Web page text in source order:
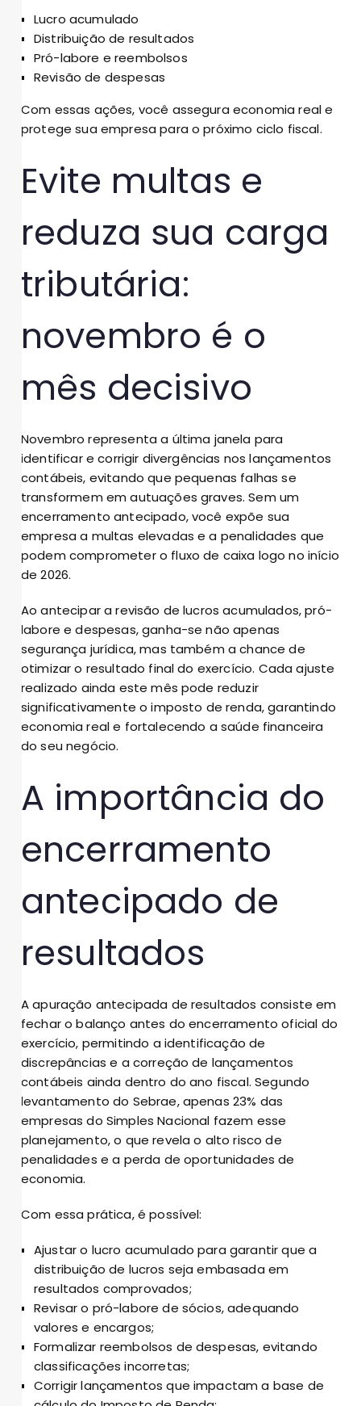
Lucro acumulado
Distribuição de resultados
Pró-labore e reembolsos
Revisão de despesas
Com essas ações, você assegura economia real e
protege sua empresa para o próximo ciclo fiscal.
Evite multas e
reduza sua carga
tributária:
novembro é o
mês decisivo
Novembro representa a última janela para
identificar e corrigir divergências nos lançamentos
contábeis, evitando que pequenas falhas se
transformem em autuações graves. Sem um
encerramento antecipado, você expõe sua
empresa a multas elevadas e a penalidades que
podem comprometer o fluxo de caixa logo no início
de 2026.
Ao antecipar a revisão de lucros acumulados, pró-
labore e despesas, ganha-se não apenas
segurança jurídica, mas também a chance de
otimizar o resultado final do exercício. Cada ajuste
realizado ainda este mês pode reduzir
significativamente o imposto de renda, garantindo
economia real e fortalecendo a saúde financeira
do seu negócio.
A importância do
encerramento
antecipado de
resultados
A apuração antecipada de resultados consiste em
fechar o balanço antes do encerramento oficial do
exercício, permitindo a identificação de
discrepâncias e a correção de lançamentos
contábeis ainda dentro do ano fiscal. Segundo
levantamento do Sebrae, apenas 23% das
empresas do Simples Nacional fazem esse
planejamento, o que revela o alto risco de
penalidades e a perda de oportunidades de
economia.
Com essa prática, é possível:
Ajustar o lucro acumulado para garantir que a
distribuição de lucros seja embasada em
resultados comprovados;
Revisar o pró-labore de sócios, adequando
valores e encargos;
Formalizar reembolsos de despesas, evitando
classificações incorretas;
Corrigir lançamentos que impactam a base de